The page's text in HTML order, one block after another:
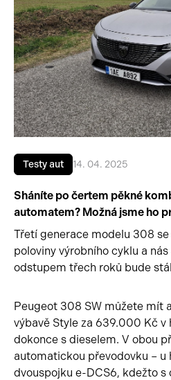
Testy aut 14. 04. 2025
Sháníte po čertem pěkné
automatem? Možná jsme ho
Třetí generace modelu 308
poloviny výrobního cyklu a
odstupem třech roků bude
Peugeot 308 SW můžete mít
výbavě Style za 639.000 Kč v
dokonce s dieselem. V obou
automatickou převodovku – u
dvouspojku e-DCS6, kdežto